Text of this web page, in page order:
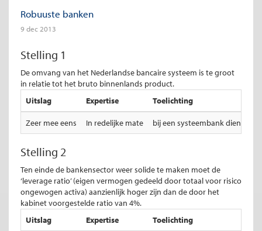
Robuuste banken
9 dec 2013
Stelling 1
De omvang van het Nederlandse bancaire systeem is te groot
in relatie tot het bruto binnenlands product.
Uitslag
Expertise Toelichting
Zeer mee eens In redelijke mate bij een systeembank dient de
Stelling 2
Ten einde de bankensector weer solide te maken moet de
‘leverage ratio’ (eigen vermogen gedeeld door totaal voor risico
ongewogen activa) aanzienlijk hoger zijn dan de door het
kabinet voorgestelde ratio van 4%.
Uitslag
Expertise Toelichting